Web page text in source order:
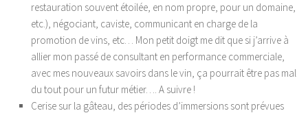
restauration souvent étoilée, en nom propre, pour un domaine,
etc.), négociant, caviste, communicant en charge de la
promotion de vins, etc… Mon petit doigt me dit que si j’arrive à
allier mon passé de consultant en performance commerciale,
avec mes nouveaux savoirs dans le vin, ça pourrait être pas mal
du tout pour un futur métier…. A suivre !
Cerise sur la gâteau, des périodes d’immersions sont prévues